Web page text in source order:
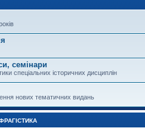
семінари
спеціальних історичних дисциплін
нових тематичних видань